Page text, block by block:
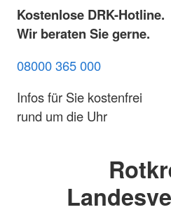
Kostenlose DRK-Hotline.
Wir beraten Sie gerne.
08000 365 000
Infos für Sie kostenfrei
rund um die Uhr